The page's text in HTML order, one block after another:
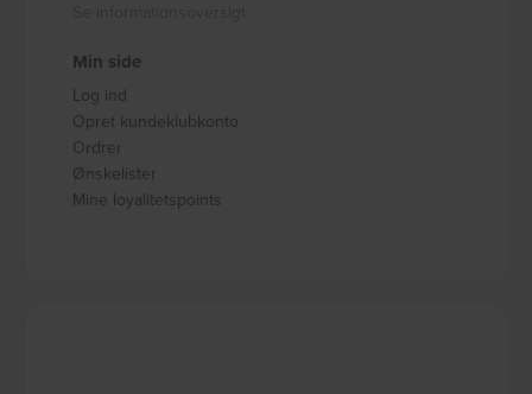
Min side
Log ind
Opret kundeklubkonto
Ordrer
Ønskelister
Mine loyalitetspoints